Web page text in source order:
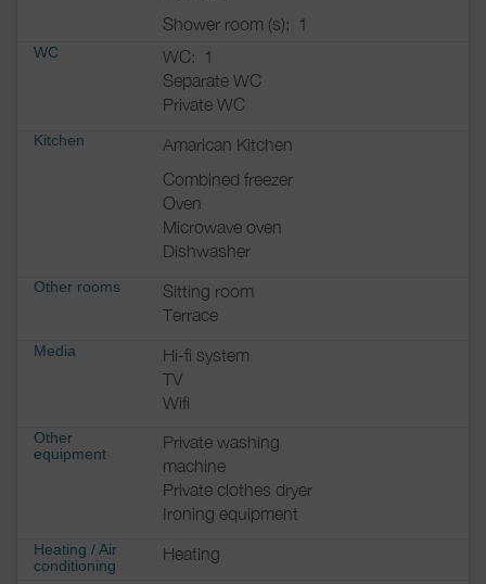
Shower room (s):
1
WC WC:
1
Separate WC
Private WC
Kitchen
Amarican Kitchen
Combined freezer
Oven
Microwave oven
Dishwasher
Other rooms
Sitting room
Terrace
Media
Hi-fi system
TV
Wifi
Other
equipment
Private washing
machine
Private clothes dryer
Ironing equipment
Heating / Air
conditioning
Heating